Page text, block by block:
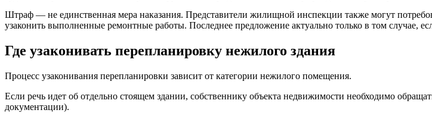
Штраф — не единственная мера наказания. Представители жилищной инспекции также могут
узаконить выполненные ремонтные работы. Последнее предложение актуально только в том случае,
Где узаконивать перепланировку нежилого здания
Процесс узаконивания перепланировки зависит от категории нежилого помещения.
Если речь идет об отдельно стоящем здании, собственнику объекта недвижимости необходимо
документации).